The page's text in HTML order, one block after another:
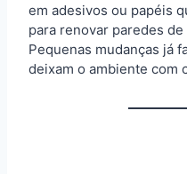
em adesivos ou papéis
para renovar paredes
Pequenas mudanças já
deixam o ambiente com